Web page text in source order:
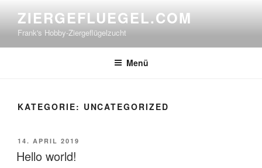
Inhalt
springen
ZIERGEFLUEGEL.COM
Frank's Hobby-Ziergeflügelzucht
Menü
KATEGORIE: UNCATEGORIZED
VERÖFFENTLICHT
AM
14. APRIL 2019
Hello world!